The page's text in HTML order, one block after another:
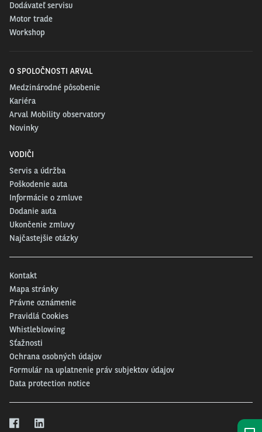
Dodávateľ servisu
Motor trade
Workshop
O SPOLOČNOSTI ARVAL
Medzinárodné pôsobenie
Kariéra
Arval Mobility observatory
Novinky
VODIČI
Servis a údržba
Poškodenie auta
Informácie o zmluve
Dodanie auta
Ukončenie zmluvy
Najčastejšie otázky
Kontakt
Mapa stránky
Právne oznámenie
Pravidlá Cookies
Whistleblowing
Sťažnosti
Ochrana osobných údajov
Formulár na uplatnenie práv subjektov údajov
Data protection notice